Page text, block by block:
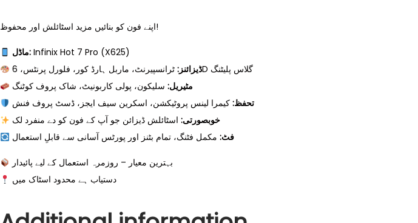
اپنے فون کو بنائیں مزید اسٹائلش اور محفوظ!
ماڈل:Infinix Hot 7 Pro (X625)
ڈیزائنز:
ٹرانسپیرنٹ، ماربل ہارڈ کور، فلورل پرنٹس، 6D گلاس پلیٹنگ
مٹیریل: سلیکون، پولی کاربونیٹ، شاک پروف کوٹنگ
تحفظ: کیمرا لینس پروٹیکشن، اسکرین سیف ایجز، ڈسٹ پروف فنش
خوبصورتی: اسٹائلش ڈیزائن جو آپ کے فون کو دے منفرد لک
فٹ: مکمل فٹنگ، تمام بٹنز اور پورٹس آسانی سے قابلِ استعمال
بہترین معیار – روزمرہ استعمال کے لیے پائیدار
دستیاب ہے محدود اسٹاک میں